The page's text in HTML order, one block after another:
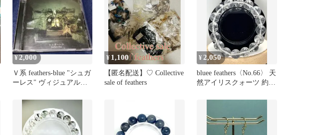
ンパー ブルゾン ハイネ
ック フルジップ ブルー
¥ 2,000
Ｖ系 feathers-blue "シュガ
ーレス" ヴィジュアル系
¥ 1,100
【匿名配送】♡ Collective
sale of feathers
¥ 2,050
bluee feathers〈No.66〉 天
然アイリスクォーツ 約